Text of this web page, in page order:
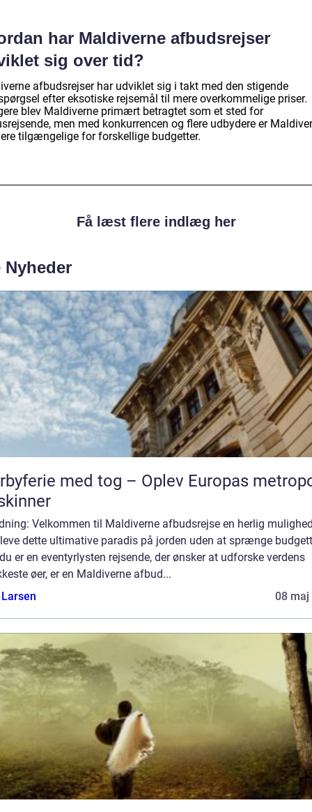
har Maldiverne afbudsrejser
sig over tid?
afbudsrejser har udviklet sig i takt med den stigende
efter eksotiske rejsemål til mere overkommelige priser.
blev Maldiverne primært betragtet som et sted for
men med konkurrencen og flere udbydere er
tilgængelige for forskellige budgetter.
Få læst flere indlæg her
Nyheder
med tog – Oplev Europas
Velkommen til Maldiverne afbudsrejse en herlig
dette ultimative paradis på jorden uden at sprænge
er en eventyrlysten rejsende, der ønsker at udforske verdens
øer, er en Maldiverne afbud...
08 maj